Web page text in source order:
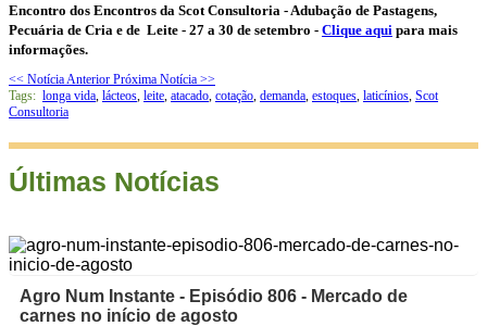
Encontro dos Encontros da Scot Consultoria - Adubação de Pastagens,
Pecuária de Cria e de Leite - 27 a 30 de setembro - Clique aqui para mais
informações.
<< Notícia Anterior Próxima Notícia >>
Tags: longa vida, lácteos, leite, atacado, cotação, demanda, estoques, laticínios, Scot
Consultoria
Últimas Notícias
Agro Num Instante - Episódio 806 - Mercado de
carnes no início de agosto